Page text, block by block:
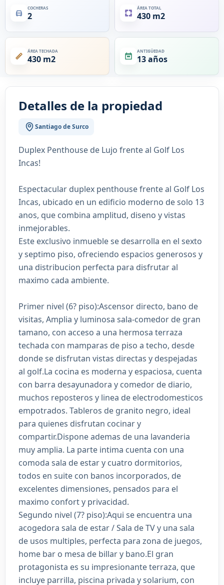
COCHERAS
2
ÁREA TOTAL
430 m2
ÁREA TECHADA
430 m2
ANTIGÜEDAD
13 años
Detalles de la propiedad
Santiago de Surco
Duplex Penthouse de Lujo frente al Golf Los
Incas!
Espectacular duplex penthouse frente al Golf Los
Incas, ubicado en un edificio moderno de solo 13
anos, que combina amplitud, diseno y vistas
inmejorables.
Este exclusivo inmueble se desarrolla en el sexto
y septimo piso, ofreciendo espacios generosos y
una distribucion perfecta para disfrutar al
maximo cada ambiente.
Primer nivel (6? piso):Ascensor directo, bano de
visitas, Amplia y luminosa sala-comedor de gran
tamano, con acceso a una hermosa terraza
techada con mamparas de piso a techo, desde
donde se disfrutan vistas directas y despejadas
al golf.La cocina es moderna y espaciosa, cuenta
con barra desayunadora y comedor de diario,
muchos reposteros y linea de electrodomesticos
empotrados. Tableros de granito negro, ideal
para quienes disfrutan cocinar y
compartir.Dispone ademas de una lavanderia
muy amplia. La parte intima cuenta con una
comoda sala de estar y cuatro dormitorios,
todos en suite con banos incorporados, de
excelentes dimensiones, pensados para el
maximo confort y privacidad.
Segundo nivel (7? piso):Aqui se encuentra una
acogedora sala de estar / Sala de TV y una sala
de usos multiples, perfecta para zona de juegos,
home bar o mesa de billar y bano.El gran
protagonista es su impresionante terraza, que
incluye parrilla, piscina privada y solarium, con